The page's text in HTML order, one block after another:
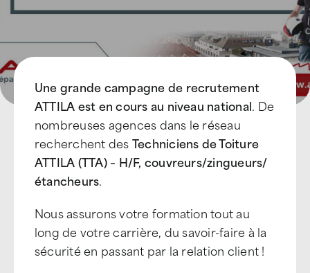
Une grande campagne de recrutement
ATTILA est en cours au niveau national. De
nombreuses agences dans le réseau
recherchent desTechniciens de Toiture
ATTILA (TTA) – H/F, couvreurs/zingueurs/
étancheurs.
Nous assurons votre formation tout au
long de votre carrière, du savoir-faire à la
sécurité en passant par la relation client !